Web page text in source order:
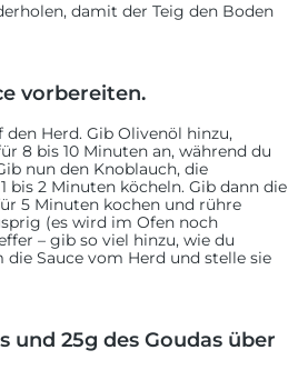
damit der Teig den Boden
vorbereiten.
Herd. Gib Olivenöl hinzu,
8 bis 10 Minuten an, während du
nun den Knoblauch, die
bis 2 Minuten köcheln. Gib dann die
5 Minuten kochen und rühre
(es wird im Ofen noch
– gib so viel hinzu, wie du
Sauce vom Herd und stelle sie
und 25g des Goudas über